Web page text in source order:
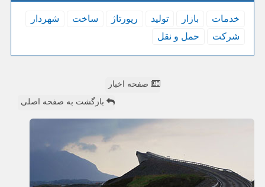
خدمات بازار تولید رپورتاژ ساخت
شهردار
شركت
حمل و نقل
صفحه اخبار
بازگشت به صفحه اصلی